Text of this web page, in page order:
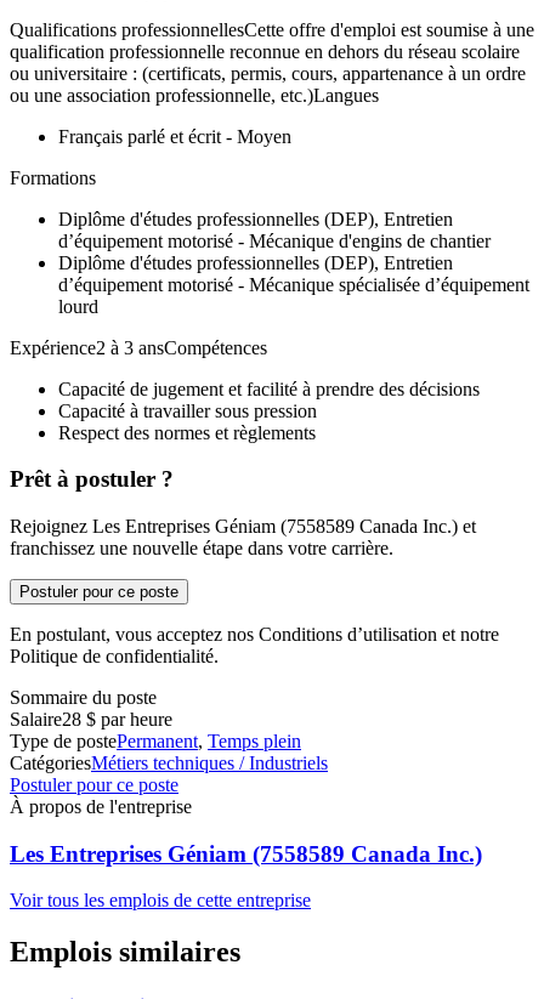
Qualifications professionnellesCette offre d'emploi est soumise à une
qualification professionnelle reconnue en dehors du réseau scolaire
ou universitaire : (certificats, permis, cours, appartenance à un ordre
ou une association professionnelle, etc.)Langues
Français parlé et écrit - Moyen
Formations
Diplôme d'études professionnelles (DEP), Entretien
d’équipement motorisé - Mécanique d'engins de chantier
Diplôme d'études professionnelles (DEP), Entretien
d’équipement motorisé - Mécanique spécialisée d’équipement
lourd
Expérience2 à 3 ansCompétences
Capacité de jugement et facilité à prendre des décisions
Capacité à travailler sous pression
Respect des normes et règlements
Prêt à postuler ?
Rejoignez Les Entreprises Géniam (7558589 Canada Inc.) et
franchissez une nouvelle étape dans votre carrière.
Postuler pour ce poste
En postulant, vous acceptez nos Conditions d’utilisation et notre
Politique de confidentialité.
Sommaire du poste
Salaire28 $ par heure
Type de postePermanent, Temps plein
CatégoriesMétiers techniques / Industriels
Postuler pour ce poste
À propos de l'entreprise
Les Entreprises Géniam (7558589 Canada Inc.)
Voir tous les emplois de cette entreprise
Emplois similaires